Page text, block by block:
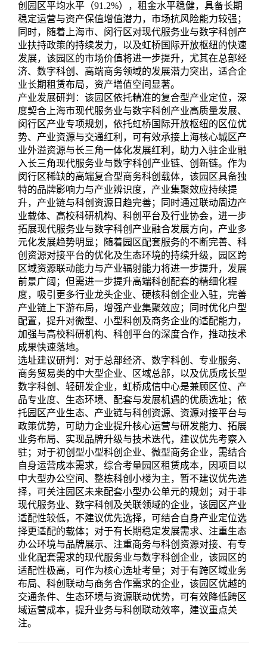
创园区平均水平（91.2%），租金水平稳健，具备长期
稳定运营与资产保值增值潜力，市场抗风险能力较强；
同时，随着上海市、闵行区对现代服务业与数字科创产
业扶持政策的持续发力，以及虹桥国际开放枢纽的快速
发展，该园区的市场价值将进一步提升，尤其在总部经
济、数字科创、高端商务领域的发展潜力突出，适合企
业长期租赁布局，资产增值空间显著。
产业发展研判：该园区依托精准的复合型产业定位，深
度契合上海市现代服务业与数字科创产业高质量发展、
闵行区产业专项规划，依托虹桥国际开放枢纽的区位优
势、产业资源与交通红利，可有效承接上海核心城区产
业外溢资源与长三角一体化发展红利，助力入驻企业融
入长三角现代服务业与数字科创产业链、创新链。作为
闵行区稀缺的高端复合型商务科创载体，该园区具备独
特的品牌影响力与产业辨识度，产业集聚效应持续提
升，产业链与科创资源日趋完善；同时通过联动周边产
业载体、高校科研机构、科创平台及行业协会，进一步
拓展现代服务业与数字科创产业融合发展方向，产业多
元化发展趋势明显；随着园区配套服务的不断完善、科
创资源对接平台的优化及生态环境的持续升级，园区跨
区域资源联动能力与产业辐射能力将进一步提升，发展
前景广阔；但需进一步提升高端科创配套的精细化程
度，吸引更多行业龙头企业、硬核科创企业入驻，完善
产业链上下游布局，增强产业集聚效应；同时优化户型
配置，提升对微型、小型科创及商务企业的适配能力，
加强与高校科研机构、科创平台的深度合作，推动技术
成果快速落地。
选址建议研判：对于总部经济、数字科创、专业服务、
商务贸易类的中大型企业、区域总部，以及优质成长型
数字科创、轻研发企业，虹桥成信中心是兼顾区位、产
品专业度、生态环境、配套与发展机遇的优质选址；依
托园区产业生态、产业链与科创资源、资源对接平台与
政策优势，可助力企业提升核心运营与研发能力、拓展
业务布局、实现品牌升级与技术迭代，建议优先考察入
驻；对于初创型小型科创企业、微型商务企业，需结合
自身运营成本需求，综合考量园区租赁成本，因项目以
中大型办公空间、整栋科创小楼为主，暂不建议优先选
择，可关注园区未来配套小型办公单元的规划；对于非
现代服务业、数字科创及关联领域的企业，该园区产业
适配性较低，不建议优先选择，可结合自身产业定位选
择更适配的载体；对于有长期稳定发展需求、注重生态
办公环境与品牌展示、注重商务与科创资源对接、有专
业化配套需求的现代服务业与数字科创企业，该园区的
适配性极高，可作为核心选址考量；对于有跨区域业务
布局、科创联动与商务合作需求的企业，该园区优越的
交通条件、生态环境与资源联动优势，可有效降低跨区
域运营成本，提升业务与科创联动效率，建议重点关
注。